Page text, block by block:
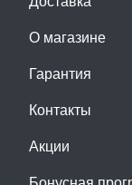
О магазине
Гарантия
Контакты
Акции